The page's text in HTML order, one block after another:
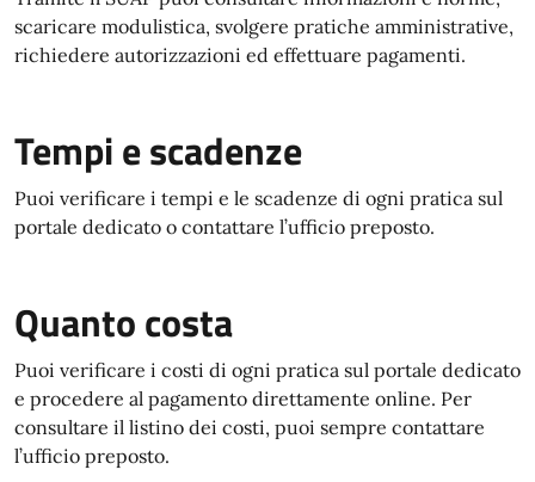
scaricare modulistica, svolgere pratiche amministrative,
richiedere autorizzazioni ed effettuare pagamenti.
Tempi e scadenze
Puoi verificare i tempi e le scadenze di ogni pratica sul
portale dedicato o contattare l’ufficio preposto.
Quanto costa
Puoi verificare i costi di ogni pratica sul portale dedicato
e procedere al pagamento direttamente online. Per
consultare il listino dei costi, puoi sempre contattare
l’ufficio preposto.